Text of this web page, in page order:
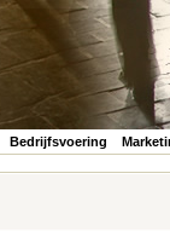
Bedrijfsvoering